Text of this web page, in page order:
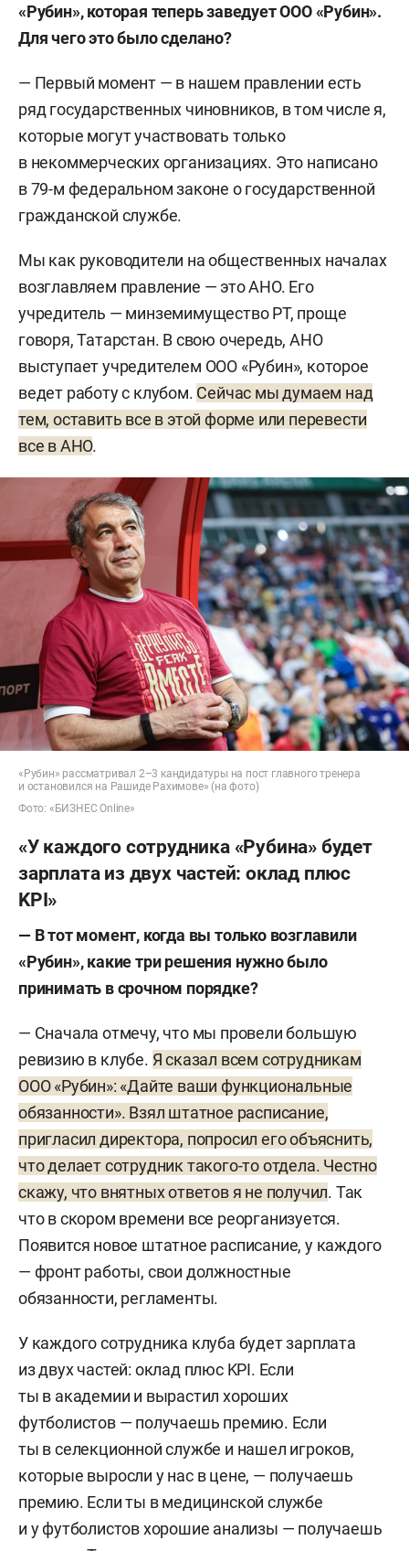
«Рубин», которая теперь заведует ООО «Рубин».
Для чего это было сделано?
— Первый момент — в нашем правлении есть
ряд государственных чиновников, в том числе я,
которые могут участвовать только
в некоммерческих организациях. Это написано
в 79-м федеральном законе о государственной
гражданской службе.
Мы как руководители на общественных началах
возглавляем правление — это АНО. Его
учредитель — минземимущество РТ, проще
говоря, Татарстан. В свою очередь, АНО
выступает учредителем ООО «Рубин», которое
ведет работу с клубом. Сейчас мы думаем над
тем, оставить все в этой форме или перевести
все в АНО.
«Рубин» рассматривал 2–3 кандидатуры на пост главного тренера
и остановился на Рашиде Рахимове» (на фото)
Фото: «БИЗНЕС Online»
«У каждого сотрудника «Рубина» будет
зарплата из двух частей: оклад плюс
KPI»
— В тот момент, когда вы только возглавили
«Рубин», какие три решения нужно было
принимать в срочном порядке?
— Сначала отмечу, что мы провели большую
ревизию в клубе. Я сказал всем сотрудникам
ООО «Рубин»: «Дайте ваши функциональные
обязанности». Взял штатное расписание,
пригласил директора, попросил его объяснить,
что делает сотрудник такого-то отдела. Честно
скажу, что внятных ответов я не получил. Так
что в скором времени все реорганизуется.
Появится новое штатное расписание, у каждого
— фронт работы, свои должностные
обязанности, регламенты.
У каждого сотрудника клуба будет зарплата
из двух частей: оклад плюс KPI. Если
ты в академии и вырастил хороших
футболистов — получаешь премию. Если
ты в селекционной службе и нашел игроков,
которые выросли у нас в цене, — получаешь
премию. Если ты в медицинской службе
и у футболистов хорошие анализы — получаешь